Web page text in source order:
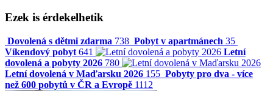
Ezek is érdekelhetik
Dovolená s dětmi zdarma 738 Pobyt v apartmánech 35
Víkendový pobyt 641
Letní
dovolená a pobyty 2026 780
Letní dovolená v Maďarsku 2026 155 Pobyty pro dva - více
než 600 pobytů v ČR a Evropě 1112